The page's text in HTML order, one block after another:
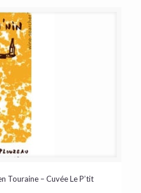
Touraine – Cuvée Le P’tit